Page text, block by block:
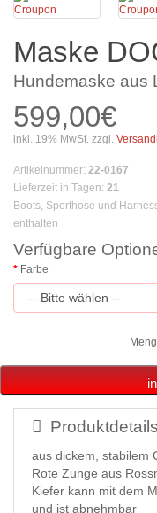
Maske
Hundemaske aus
599,00€
inkl. 19% MwSt. zzgl.
Artikelnummer: 22-0167
Lieferzeit in Tagen: 21
Boots, Sporthose und
enthalten
Verfügbare
Farbe
Produktdetails
aus dickem, stabilem
Rote Zunge aus
Kiefer kann mit dem
und ist abnehmbar